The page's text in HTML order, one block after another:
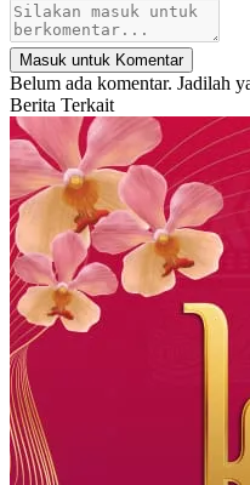
Masuk untuk Komentar
Belum ada komentar. Jadilah
Berita Terkait